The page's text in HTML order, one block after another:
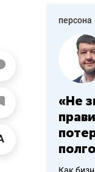
персона
работа «Не